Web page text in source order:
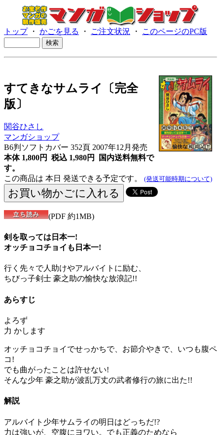
トップ・ かごを見る ・ ご注文状況 ・ このページのPC版
すてきなサムライ〔完全
版〕
関谷ひさし
マンガショップ
B6判ソフトカバー 352頁 2007年12月発売
本体 1,800円 税込 1,980円
国内送料無料で
す。
この商品は 本日 発送できる予定です。 (発送可能時期について)
(PDF 約1MB)
剣を取っては日本一!
オッチョコチョイも日本一!
行く先々で人助けやアルバイトに励む、
ちびっ子剣士 豪之助の愉快な放浪記!!
あらすじ
よろず
力 かします
オッチョコチョイでせっかちで、お節介やきで、いつも腹ペ
コ!
でも曲がったことは許せない!
そんな少年 豪之助が波乱万丈の武者修行の旅に出た!!
解説
アルバイト少年サムライの明日はどっちだ!?
力は強いが、空腹にヨワい。でも正義のためなら